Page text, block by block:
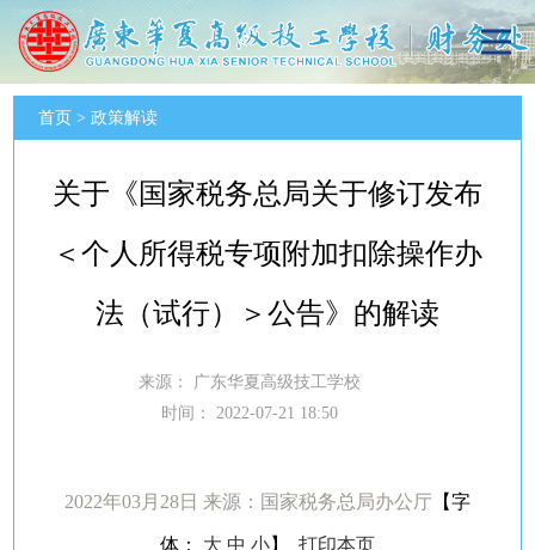
首页 > 政策解读
关于《国家税务总局关于修订发布
＜个人所得税专项附加扣除操作办
法（试行）＞公告》的解读
来源： 广东华夏高级技工学校
时间： 2022-07-21 18:50
2022年03月28日 来源：国家税务总局办公厅 【字
体： 大 中 小】 打印本页